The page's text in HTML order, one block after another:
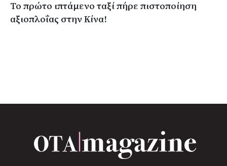
Το πρώτο ιπτάμενο ταξί πήρε πιστοποίηση
αξιοπλοΐας στην Κίνα!